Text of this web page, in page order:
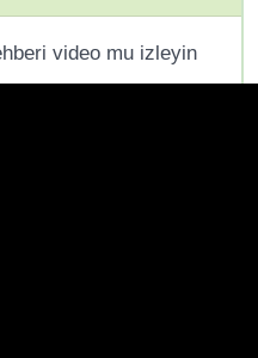
video mu izleyin